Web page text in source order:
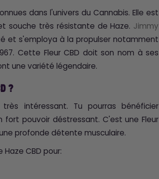
dans l'univers du Cannabis. Elle est
souche très résistante de Haze. Jimmy
et s'employa à la propulser notamment
Cette Fleur CBD doit son nom à ses
une variété légendaire.
?
intéressant. Tu pourras bénéficier
pouvoir déstressant. C'est une Fleur
profonde détente musculaire.
CBD pour: